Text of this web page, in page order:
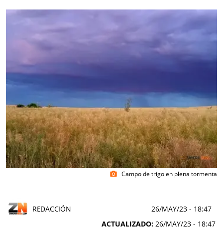
photo_camera Campo de trigo en plena tormenta
REDACCIÓN 26/MAY/23 - 18:47
ACTUALIZADO: 26/MAY/23 - 18:47